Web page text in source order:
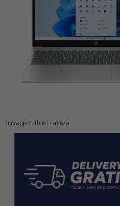
Imagen Ilustrativa